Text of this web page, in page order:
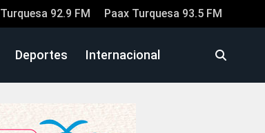
Turquesa 92.9 FM Paax Turquesa 93.5 FM
Deportes Internacional